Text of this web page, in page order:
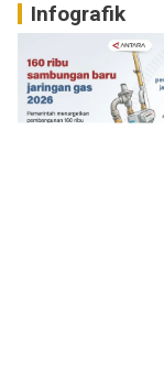
Infografik